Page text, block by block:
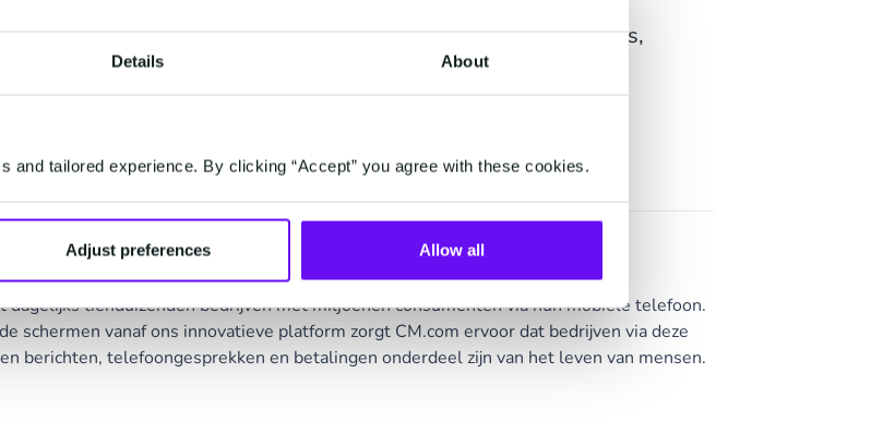
Details About
tailored experience. By clicking “Accept” you agree with these cookies.
Adjust preferences Allow all
consumenten. Door middel van Mobile Messaging en Payments,
op hun mobiele telefoon een optimale beleving.”
moment
dagelijks tienduizenden bedrijven met miljoenen consumenten via hun mobiele telefoon.
schermen vanaf ons innovatieve platform zorgt CM.com ervoor dat bedrijven via deze
berichten, telefoongesprekken en betalingen onderdeel zijn van het leven van mensen.